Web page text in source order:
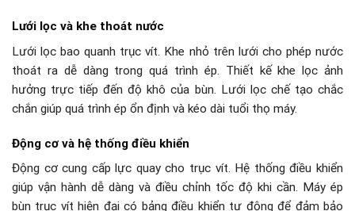
Lưới lọc và khe thoát nước
Lưới lọc bao quanh trục vít. Khe nhỏ trên lưới cho phép nước
thoát ra dễ dàng trong quá trình ép. Thiết kế khe lọc ảnh
hưởng trực tiếp đến độ khô của bùn. Lưới lọc chế tạo chắc
chắn giúp quá trình ép ổn định và kéo dài tuổi thọ máy.
Động cơ và hệ thống điều khiển
Động cơ cung cấp lực quay cho trục vít. Hệ thống điều khiển
giúp vận hành dễ dàng và điều chỉnh tốc độ khi cần. Máy ép
bùn trục vít hiện đại có bảng điều khiển tự động để đảm bảo